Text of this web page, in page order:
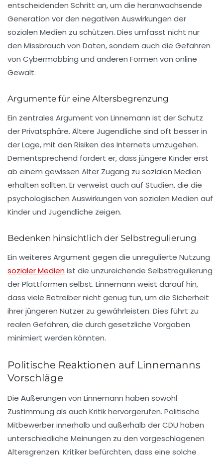
entscheidenden Schritt an, um die heranwachsende
Generation vor den negativen Auswirkungen der
sozialen Medien zu schützen. Dies umfasst nicht nur
den Missbrauch von Daten, sondern auch die Gefahren
von Cybermobbing und anderen Formen von online
Gewalt.
Argumente für eine Altersbegrenzung
Ein zentrales Argument von Linnemann ist derSchutz
der Privatsphäre. Ältere Jugendliche sind oft besser in
der Lage, mit den Risiken des Internets umzugehen.
Dementsprechend fordert er, dass jüngere Kinder erst
ab einem gewissen Alter Zugang zu sozialen Medien
erhalten sollten. Er verweist auch auf Studien, die die
psychologischen Auswirkungen von sozialen Medien auf
Kinder und Jugendliche zeigen.
Bedenken hinsichtlich der Selbstregulierung
Ein weiteres Argument gegen die unregulierte Nutzung
sozialer Medienist die unzureichende Selbstregulierung
der Plattformen selbst. Linnemann weist darauf hin,
dass viele Betreiber nicht genug tun, um die Sicherheit
ihrer jüngeren Nutzer zu gewährleisten. Dies führt zu
realen Gefahren, die durch gesetzliche Vorgaben
minimiert werden könnten.
Politische Reaktionen auf Linnemanns
Vorschläge
Die Äußerungen von Linnemann haben sowohl
Zustimmung als auch Kritik hervorgerufen. Politische
Mitbewerber innerhalb und außerhalb der CDU haben
unterschiedliche Meinungen zu den vorgeschlagenen
Altersgrenzen. Kritiker befürchten, dass eine solche